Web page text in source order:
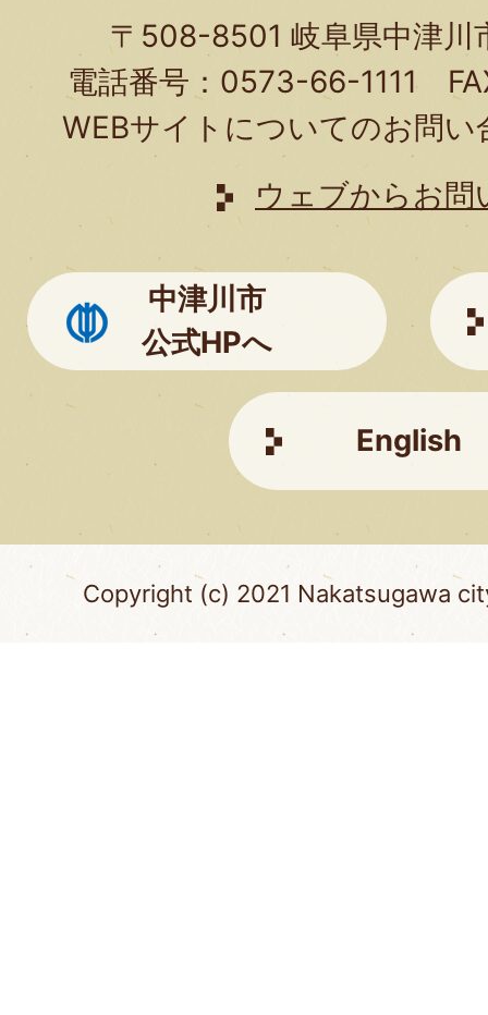
い
合
わ
せ
ち
ら
〒508-8501 岐阜県中津川
電話番号：0573-66-1111
WEBサイトについてのお問
ウェブからお問
中津川市
公式HPへ
English
Copyright (c) 2021 Nakatsugawa